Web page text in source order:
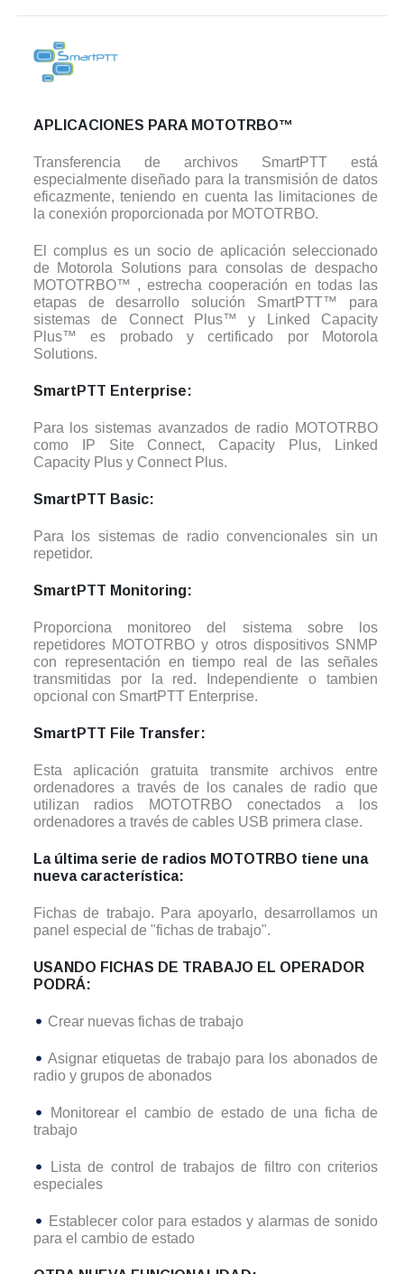
APLICACIONES PARA MOTOTRBO™
Transferencia de archivos SmartPTT está
especialmente diseñado para la transmisión de datos
eficazmente, teniendo en cuenta las limitaciones de
la conexión proporcionada por MOTOTRBO.
El complus es un socio de aplicación seleccionado
de Motorola Solutions para consolas de despacho
MOTOTRBO™ , estrecha cooperación en todas las
etapas de desarrollo solución SmartPTT™ para
sistemas de Connect Plus™ y Linked Capacity
Plus™ es probado y certificado por Motorola
Solutions.
SmartPTT Enterprise:
Para los sistemas avanzados de radio MOTOTRBO
como IP Site Connect, Capacity Plus, Linked
Capacity Plus y Connect Plus.
SmartPTT Basic:
Para los sistemas de radio convencionales sin un
repetidor.
SmartPTT Monitoring:
Proporciona monitoreo del sistema sobre los
repetidores MOTOTRBO y otros dispositivos SNMP
con representación en tiempo real de las señales
transmitidas por la red. Independiente o tambien
opcional con SmartPTT Enterprise.
SmartPTT File Transfer:
Esta aplicación gratuita transmite archivos entre
ordenadores a través de los canales de radio que
utilizan radios MOTOTRBO conectados a los
ordenadores a través de cables USB primera clase.
La última serie de radios MOTOTRBO tiene una
nueva característica:
Fichas de trabajo. Para apoyarlo, desarrollamos un
panel especial de "fichas de trabajo".
USANDO FICHAS DE TRABAJO EL OPERADOR
PODRÁ:
Crear nuevas fichas de trabajo
Asignar etiquetas de trabajo para los abonados de
radio y grupos de abonados
Monitorear el cambio de estado de una ficha de
trabajo
Lista de control de trabajos de filtro con criterios
especiales
Establecer color para estados y alarmas de sonido
para el cambio de estado